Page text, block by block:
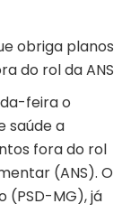
obriga planos
do rol da ANS
feira o
saúde a
fora do rol
(ANS). O
(PSD-MG), já